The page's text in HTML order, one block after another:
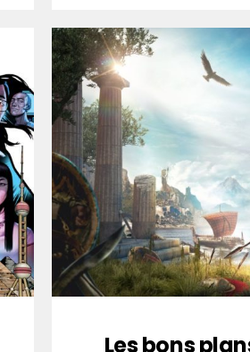
Les bons